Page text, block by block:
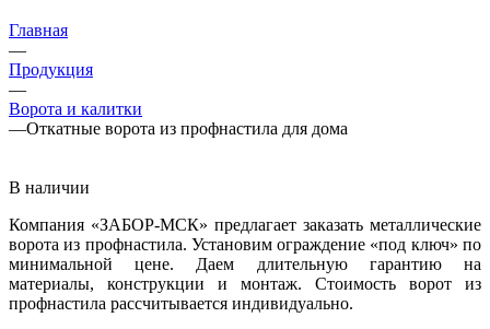
Главная
—
Продукция
—
Ворота и калитки
—Откатные ворота из профнастила для дома
В наличии
Компания «ЗАБОР-МСК» предлагает заказать металлические
ворота из профнастила. Установим ограждение «под ключ» по
минимальной цене. Даем длительную гарантию на
материалы, конструкции и монтаж. Стоимость ворот из
профнастила рассчитывается индивидуально.